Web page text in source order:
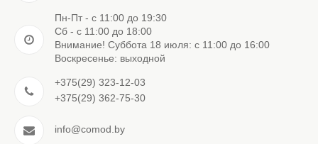
Пн-Пт - с 11:00 до 19:30
Сб - с 11:00 до 18:00
Внимание! Суббота 18 июля: с 11:00 до 16:00
Воскресенье: выходной
+375(29) 323-12-03
+375(29) 362-75-30
info@comod.by